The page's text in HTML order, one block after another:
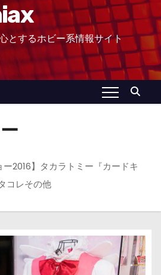
とするホビー系情報サイト
ー2016】タカラトミー『カードキ
コレその他